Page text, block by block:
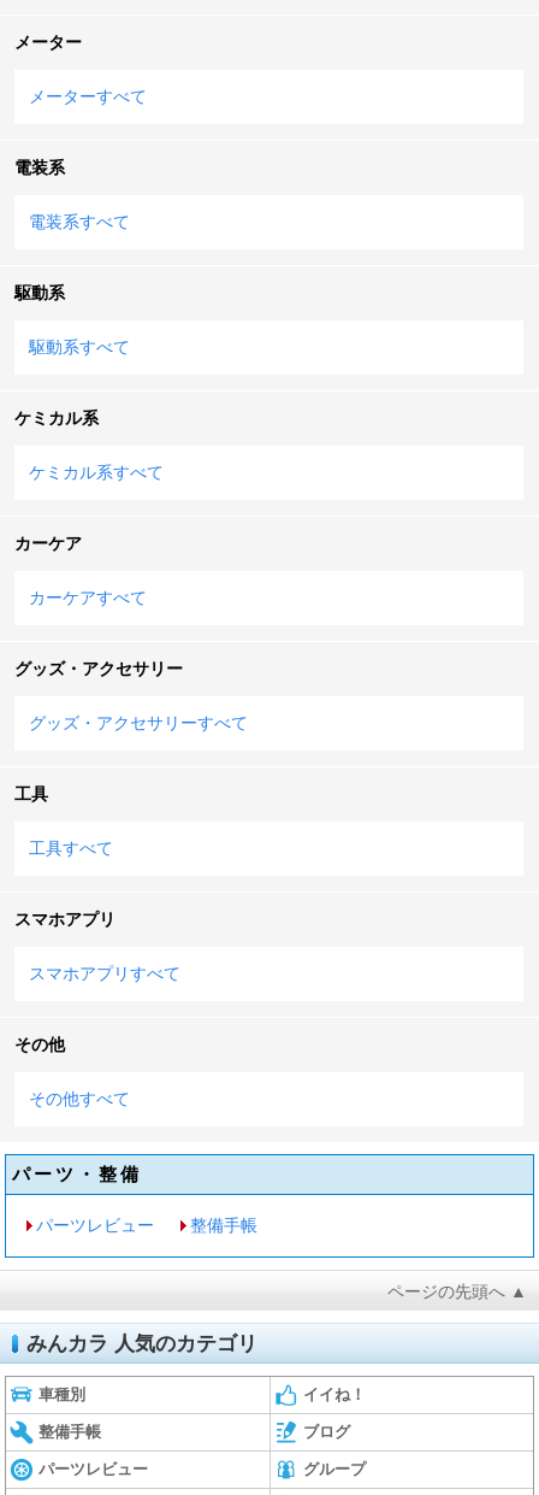
メーター
メーターすべて
電装系
電装系すべて
駆動系
駆動系すべて
ケミカル系
ケミカル系すべて
カーケア
カーケアすべて
グッズ・アクセサリー
グッズ・アクセサリーすべて
工具
工具すべて
スマホアプリ
スマホアプリすべて
その他
その他すべて
パーツ・整備
パーツレビュー 整備手帳
ページの先頭へ ▲
みんカラ 人気のカテゴリ
車種別 イイね！
整備手帳 ブログ
パーツレビュー グループ